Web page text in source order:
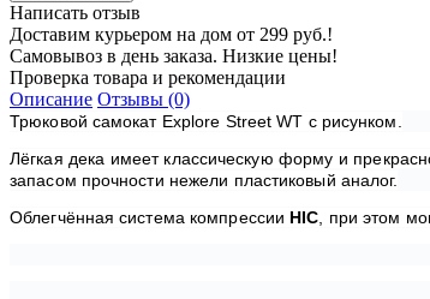
Написать отзыв
Доставим курьером на дом от 299 руб.!
Самовывоз в день заказа. Низкие цены!
Проверка товара и рекомендации
Описание Отзывы (0)
Трюковой самокат Explore Street WT с рисунком.
Лёгкая дека имеет классическую форму и
запасом прочности нежели пластиковый аналог.
Облегчённая система компрессии HIC , при этом